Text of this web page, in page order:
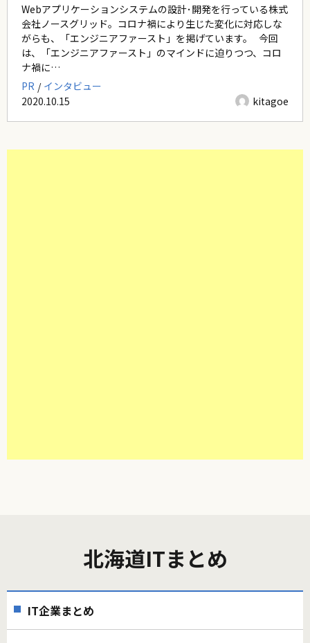
Webアプリケーションシステムの設計･開発を行っている株式
会社ノースグリッド。コロナ禍により生じた変化に対応しな
がらも、「エンジニアファースト」を掲げています。 今回
は、「エンジニアファースト」のマインドに迫りつつ、コロ
ナ禍に…
PR
インタビュー
2020.10.15
kitagoe
北海道ITまとめ
IT企業まとめ